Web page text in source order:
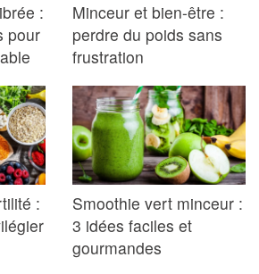
:
pour
Minceur et bien-être :
perdre du poids sans
frustration
:
Smoothie vert minceur :
3 idées faciles et
gourmandes